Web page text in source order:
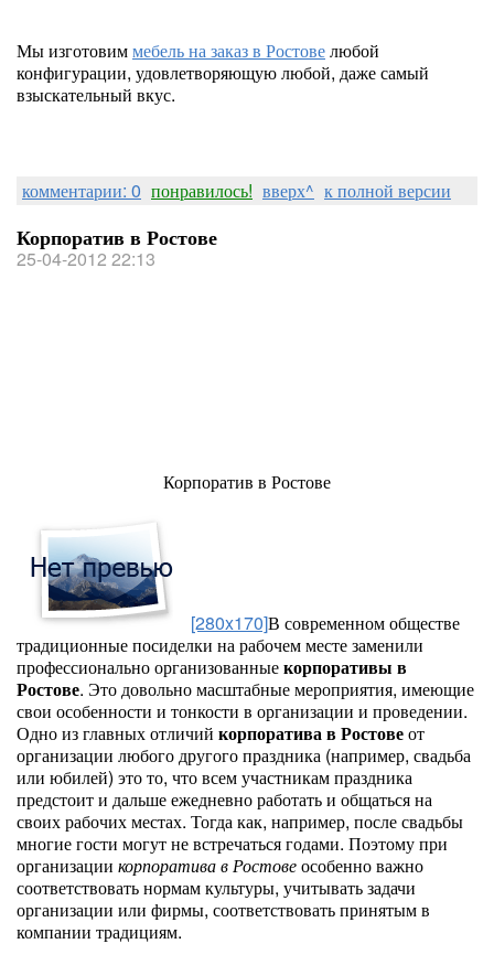
Мы изготовиммебель на заказ в Ростовелюбой
конфигурации, удовлетворяющую любой, даже самый
взыскательный вкус.
комментарии: 0 понравилось! вверх^ к полной версии
Корпоратив в Ростове
25-04-2012 22:13
Корпоратив в Ростове
[280x170]В современном обществе
традиционные посиделки на рабочем месте заменили
профессионально организованныекорпоративы в
Ростове. Это довольно масштабные мероприятия, имеющие
свои особенности и тонкости в организации и проведении.
Одно из главных отличий корпоратива в Ростовеот
организации любого другого праздника (например, свадьба
или юбилей) это то, что всем участникам праздника
предстоит и дальше ежедневно работать и общаться на
своих рабочих местах. Тогда как, например, после свадьбы
многие гости могут не встречаться годами. Поэтому при
организации корпоратива в Ростовеособенно важно
соответствовать нормам культуры, учитывать задачи
организации или фирмы, соответствовать принятым в
компании традициям.